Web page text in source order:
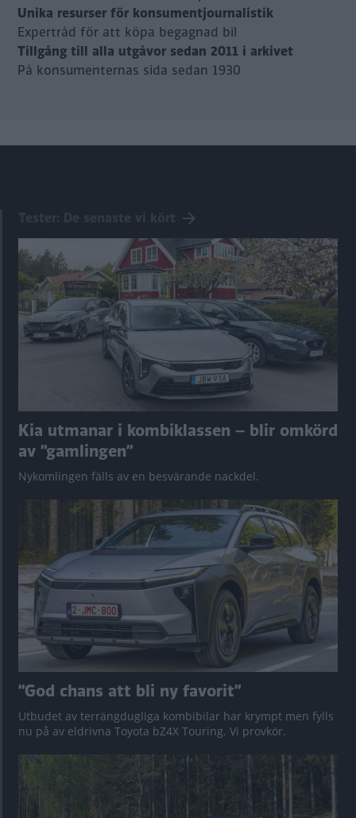
Unika resurser för konsumentjournalistik
Expertråd för att köpa begagnad bil
Tillgång till alla utgåvor sedan 2011 i arkivet
På konsumenternas sida sedan 1930
Kia utmanar i kombiklassen – blir omkörd
av ”gamlingen”
Nykomlingen fälls av en besvärande nackdel.
”God chans att bli ny favorit”
Utbudet av terrängdugliga kombibilar har krympt men fylls
nu på av eldrivna Toyota bZ4X Touring. Vi provkör.